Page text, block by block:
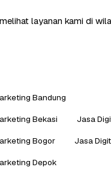
layanan kami di
Bandung
Bekasi
Jasa
Bogor
Jasa
Depok